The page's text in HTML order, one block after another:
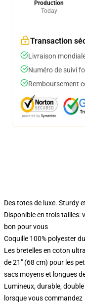
Production
Today
Transaction
Livraison
Numéro de suivi
Remboursement
Des totes de luxe. Sturdy
Disponible en trois tailles:
bon pour vous
Coquille 100% polyester
Les bretelles en coton
de 21" (68 cm) pour les
sacs moyens et longues
Lumineux, durable,
lorsque vous commandez